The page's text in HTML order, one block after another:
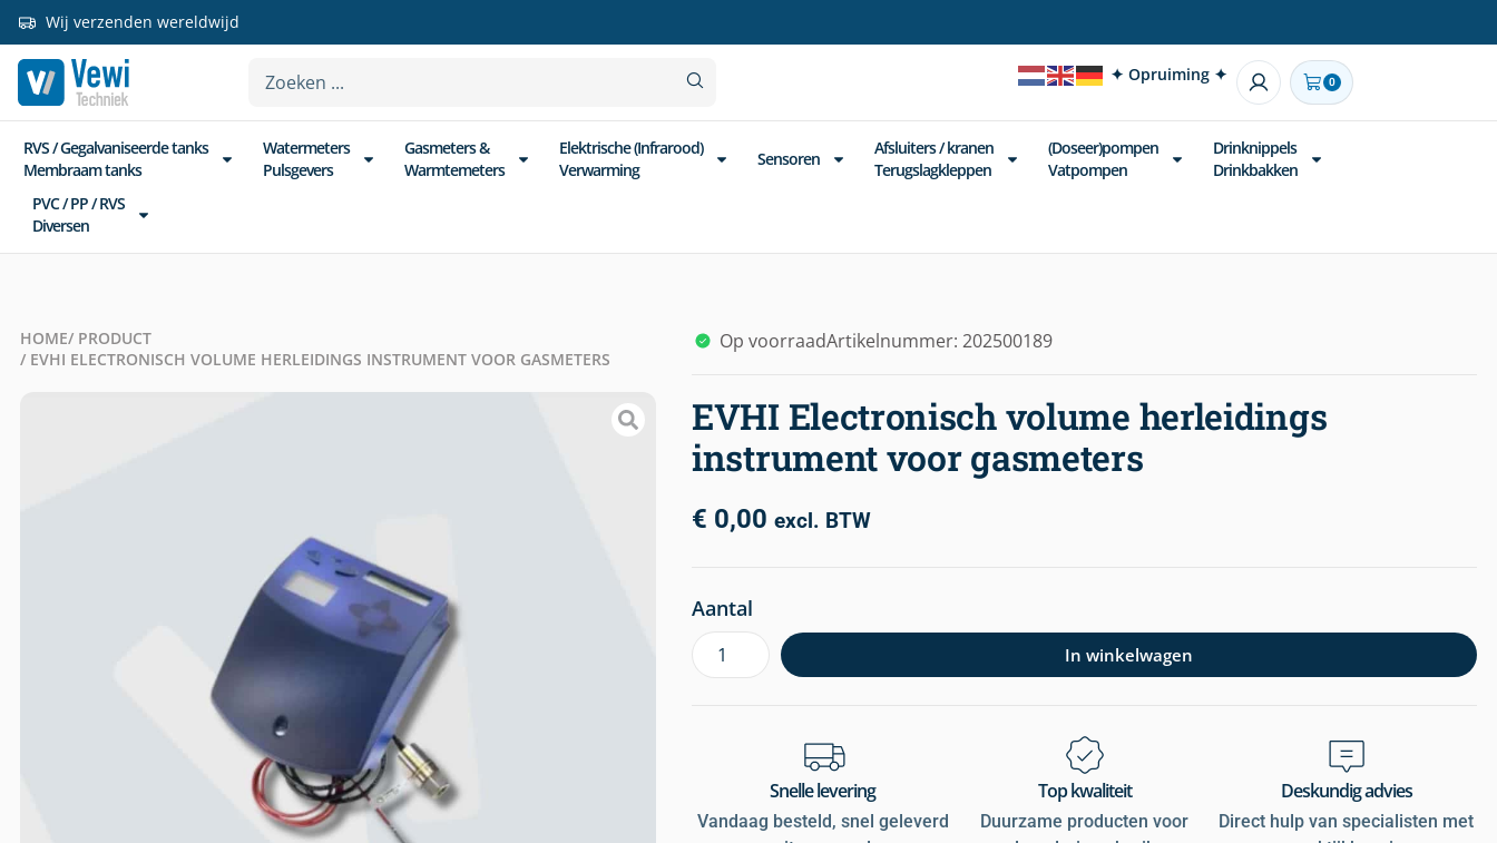
Wij verzenden wereldwijd
✦ Opruiming ✦ 0
RVS / Gegalvaniseerde tanks
Membraam tanks
Watermeters
Pulsgevers
Gasmeters &
Warmtemeters
Elektrische (Infrarood)
Verwarming
Sensoren
Afsluiters / kranen
Terugslagkleppen
(Doseer)pompen
Vatpompen
Drinknippels
Drinkbakken
PVC / PP / RVS
Diversen
HOME/ PRODUCT
/ EVHI ELECTRONISCH VOLUME HERLEIDINGS INSTRUMENT VOOR GASMETERS
Op voorraadArtikelnummer: 202500189
EVHI Electronisch volume herleidings
instrument voor gasmeters
€ 0,00 excl. BTW
Aantal
In winkelwagen
Snelle levering
Vandaag besteld, snel geleverd
Top kwaliteit
Duurzame producten voor
Deskundig advies
Direct hulp van specialisten met